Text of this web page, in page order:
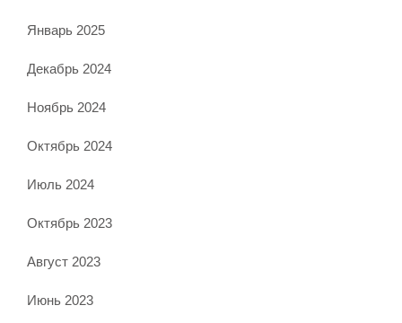
Январь 2025
Декабрь 2024
Ноябрь 2024
Октябрь 2024
Июль 2024
Октябрь 2023
Август 2023
Июнь 2023